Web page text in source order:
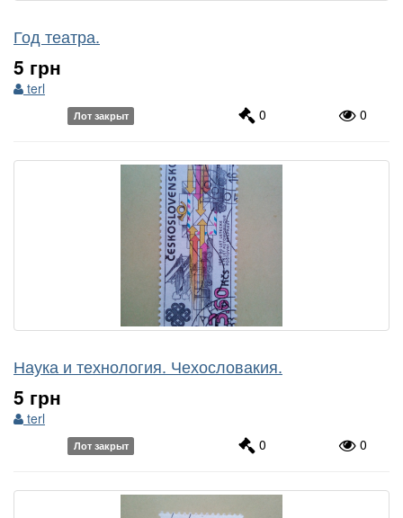
Год театра.
5 грн
terl
Лот закрыт 0 0
Наука и технология. Чехословакия.
5 грн
terl
Лот закрыт 0 0